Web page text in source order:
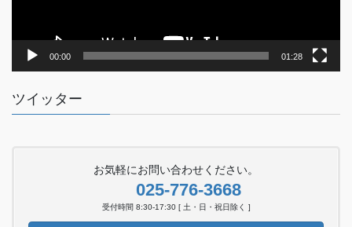
00:00 01:28
ツイッター
お気軽にお問い合わせください。
025-776-3668
受付時間 8:30-17:30 [ 土・日・祝日除く ]